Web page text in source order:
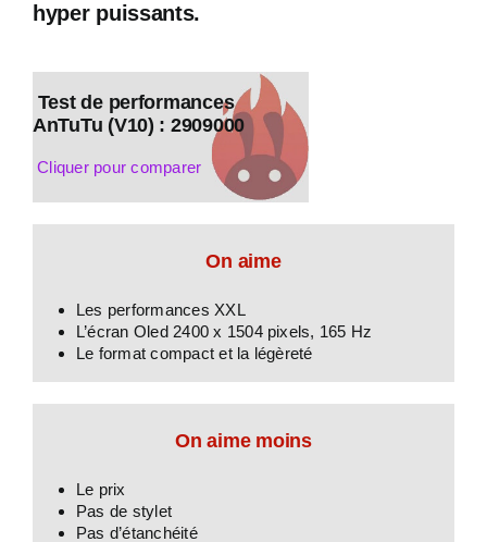
hyper puissants.
Test de performances
AnTuTu (V10) : 2909000
Cliquer pour comparer
On aime
Les performances XXL
L’écran Oled 2400 x 1504 pixels, 165 Hz
Le format compact et la légèreté
On aime moins
Le prix
Pas de stylet
Pas d’étanchéité